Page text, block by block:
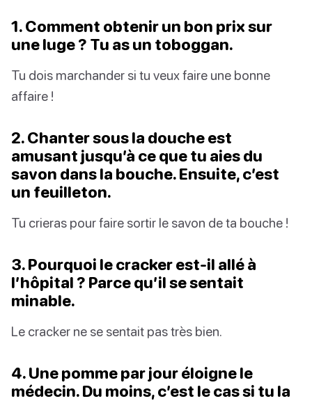
1. Comment obtenir un bon prix sur
une luge ? Tu as un toboggan.
Tu dois marchander si tu veux faire une bonne
affaire !
2. Chanter sous la douche est
amusant jusqu’à ce que tu aies du
savon dans la bouche. Ensuite, c’est
un feuilleton.
Tu crieras pour faire sortir le savon de ta bouche !
3. Pourquoi le cracker est-il allé à
l’hôpital ? Parce qu’il se sentait
minable.
Le cracker ne se sentait pas très bien.
4. Une pomme par jour éloigne le
médecin. Du moins, c’est le cas si tu la